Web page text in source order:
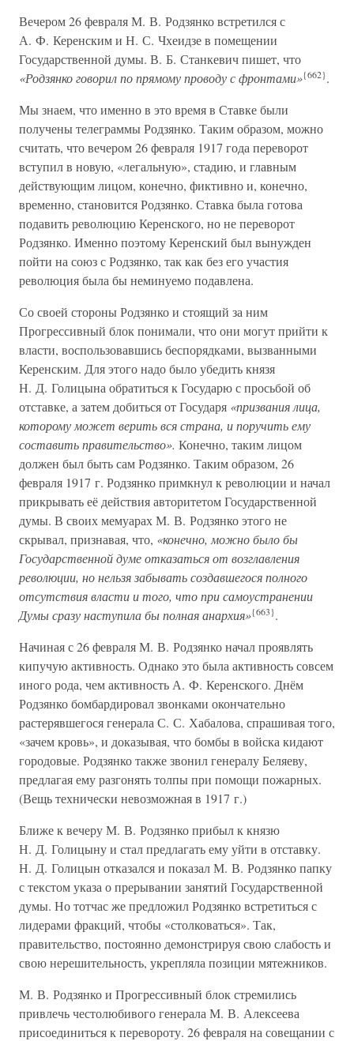
Вечером 26 февраля М. В. Родзянко встретился с
А. Ф. Керенским и Н. С. Чхеидзе в помещении
Государственной думы. В. Б. Станкевич пишет, что
«Родзянко говорил по прямому проводу с фронтами»{662}.
Мы знаем, что именно в это время в Ставке были
получены телеграммы Родзянко. Таким образом, можно
считать, что вечером 26 февраля 1917 года переворот
вступил в новую, «легальную», стадию, и главным
действующим лицом, конечно, фиктивно и, конечно,
временно, становится Родзянко. Ставка была готова
подавить революцию Керенского, но не переворот
Родзянко. Именно поэтому Керенский был вынужден
пойти на союз с Родзянко, так как без его участия
революция была бы неминуемо подавлена.
Со своей стороны Родзянко и стоящий за ним
Прогрессивный блок понимали, что они могут прийти к
власти, воспользовавшись беспорядками, вызванными
Керенским. Для этого надо было убедить князя
Н. Д. Голицына обратиться к Государю с просьбой об
отставке, а затем добиться от Государя «призвания лица,
которому может верить вся страна, и поручить ему
составить правительство». Конечно, таким лицом
должен был быть сам Родзянко. Таким образом, 26
февраля 1917 г. Родзянко примкнул к революции и начал
прикрывать её действия авторитетом Государственной
думы. В своих мемуарах М. В. Родзянко этого не
скрывал, признавая, что, «конечно, можно было бы
Государственной думе отказаться от возглавления
революции, но нельзя забывать создавшегося полного
отсутствия власти и того, что при самоустранении
Думы сразу наступила бы полная анархия»{663}.
Начиная с 26 февраля М. В. Родзянко начал проявлять
кипучую активность. Однако это была активность совсем
иного рода, чем активность А. Ф. Керенского. Днём
Родзянко бомбардировал звонками окончательно
растерявшегося генерала С. С. Хабалова, спрашивая того,
«зачем кровь», и доказывая, что бомбы в войска кидают
городовые. Родзянко также звонил генералу Беляеву,
предлагая ему разгонять толпы при помощи пожарных.
(Вещь технически невозможная в 1917 г.)
Ближе к вечеру М. В. Родзянко прибыл к князю
Н. Д. Голицыну и стал предлагать ему уйти в отставку.
Н. Д. Голицын отказался и показал М. В. Родзянко папку
с текстом указа о прерывании занятий Государственной
думы. Но тотчас же предложил Родзянко встретиться с
лидерами фракций, чтобы «столковаться». Так,
правительство, постоянно демонстрируя свою слабость и
свою нерешительность, укрепляла позиции мятежников.
М. В. Родзянко и Прогрессивный блок стремились
привлечь честолюбивого генерала М. В. Алексеева
присоединиться к перевороту. 26 февраля на совещании с